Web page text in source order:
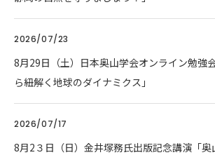
2026/07/23
8月29日（土）日本奥山学会オンライン勉強
ら紐解く地球のダイナミクス」
2026/07/17
8月2３日（日）金井塚務氏出版記念講演「